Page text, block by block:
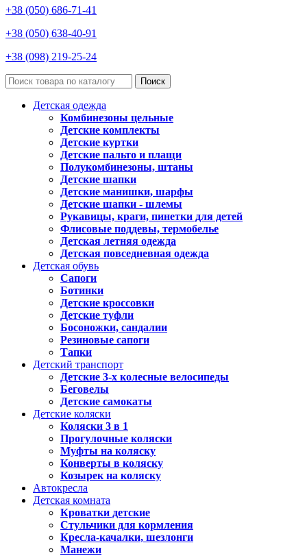
+38 (050) 686-71-41
+38 (050) 638-40-91
+38 (098) 219-25-24
Поиск
Детская одежда
Комбинезоны цельные
Детские комплекты
Детские куртки
Детские пальто и плащи
Полукомбинезоны, штаны
Детские шапки
Детские манишки, шарфы
Детские шапки - шлемы
Рукавицы, краги, пинетки для детей
Флисовые поддевы, термобелье
Детская летняя одежда
Детская повседневная одежда
Детская обувь
Сапоги
Ботинки
Детские кроссовки
Детские туфли
Босоножки, сандалии
Резиновые сапоги
Тапки
Детский транспорт
Детские 3-х колесные велосипеды
Беговелы
Детские самокаты
Детские коляски
Коляски 3 в 1
Прогулочные коляски
Муфты на коляску
Конверты в коляску
Козырек на коляску
Автокресла
Детская комната
Кроватки детские
Стульчики для кормления
Кресла-качалки, шезлонги
Манежи